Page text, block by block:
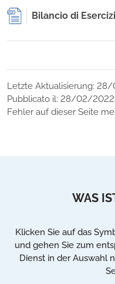
Bilancio di
Letzte Aktualisierung:
Pubblicato il: 28/02/2022
Fehler auf dieser Seite
WAS
Klicken Sie auf das
und gehen Sie zum
Dienst in der Auswahl